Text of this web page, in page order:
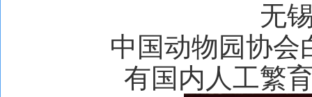
无
中国动物园协会
有国内人工繁